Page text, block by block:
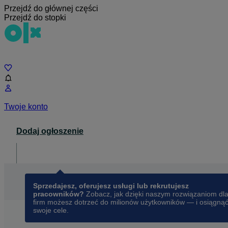
Przejdź do głównej części
Przejdź do stopki
Twoje konto
Dodaj ogłoszenie
Sprzedajesz, oferujesz usługi lub rekrutujesz
pracowników? Zobacz, jak dzięki naszym rozwiązaniom dla
firm możesz dotrzeć do milionów użytkowników — i osiągnąć
swoje cele.